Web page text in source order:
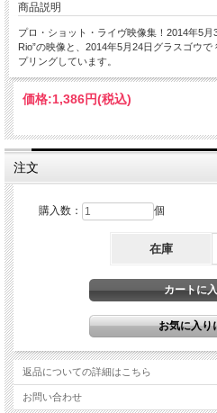
商品説明
プロ・ショット・ライヴ映像集！2014年5
Rio”の映像と、2014年5月24日グラスゴウで
プリングしています。
価格:1,386円(税込)
注文
購入数： 個
在庫
返品についての詳細はこちら
お問い合わせ